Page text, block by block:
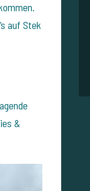
auf Stek
&